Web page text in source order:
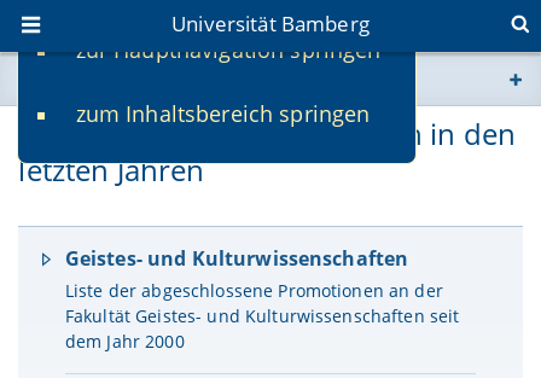
zur Hauptnavigation springen
zum Inhaltsbereich springen
Universität Bamberg
www.uni-bamberg.de
univis.uni-bamberg.de
fis.uni-bamberg.de
Abgeschlossene Promotionen in den
letzten Jahren
Geistes- und Kulturwissenschaften
Liste der abgeschlossene Promotionen an der
Fakultät Geistes- und Kulturwissenschaften seit
dem Jahr 2000